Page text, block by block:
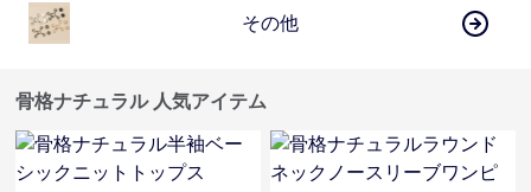
その他
骨格ナチュラル 人気アイテム